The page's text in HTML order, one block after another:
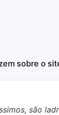
sobre o
são